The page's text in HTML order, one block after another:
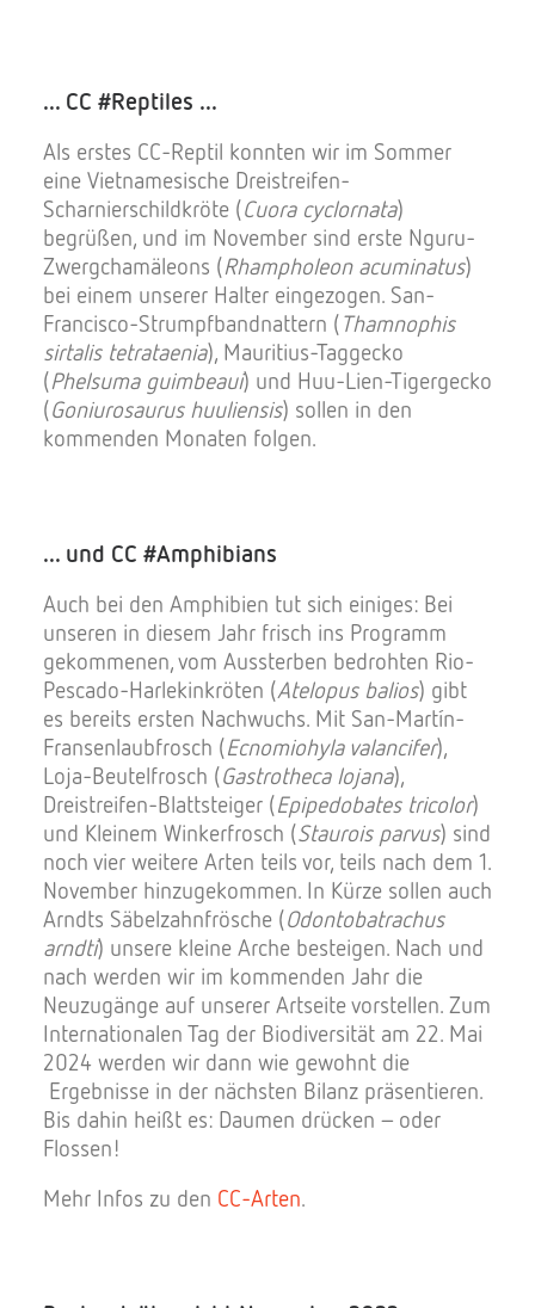
... CC #Reptiles ...
Als erstes CC-Reptil konnten wir im Sommer
eine Vietnamesische Dreistreifen-
Scharnierschildkröte (Cuora cyclornata)
begrüßen, und im November sind erste Nguru-
Zwergchamäleons (Rhampholeon acuminatus)
bei einem unserer Halter eingezogen. San-
Francisco-Strumpfbandnattern (Thamnophis
sirtalis tetrataenia), Mauritius-Taggecko
(Phelsuma guimbeaui) und Huu-Lien-Tigergecko
(Goniurosaurus huuliensis) sollen in den
kommenden Monaten folgen.
... und CC #Amphibians
Auch bei den Amphibien tut sich einiges: Bei
unseren in diesem Jahr frisch ins Programm
gekommenen, vom Aussterben bedrohten Rio-
Pescado-Harlekinkröten (Atelopus balios) gibt
es bereits ersten Nachwuchs. Mit San-Martín-
Fransenlaubfrosch (Ecnomiohyla valancifer),
Loja-Beutelfrosch (Gastrotheca lojana),
Dreistreifen-Blattsteiger (Epipedobates tricolor)
und Kleinem Winkerfrosch (Staurois parvus) sind
noch vier weitere Arten teils vor, teils nach dem 1.
November hinzugekommen. In Kürze sollen auch
Arndts Säbelzahnfrösche (Odontobatrachus
arndti) unsere kleine Arche besteigen. Nach und
nach werden wir im kommenden Jahr die
Neuzugänge auf unserer Artseite vorstellen. Zum
Internationalen Tag der Biodiversität am 22. Mai
2024 werden wir dann wie gewohnt die
Ergebnisse in der nächsten Bilanz präsentieren.
Bis dahin heißt es: Daumen drücken – oder
Flossen!
Mehr Infos zu den CC-Arten.